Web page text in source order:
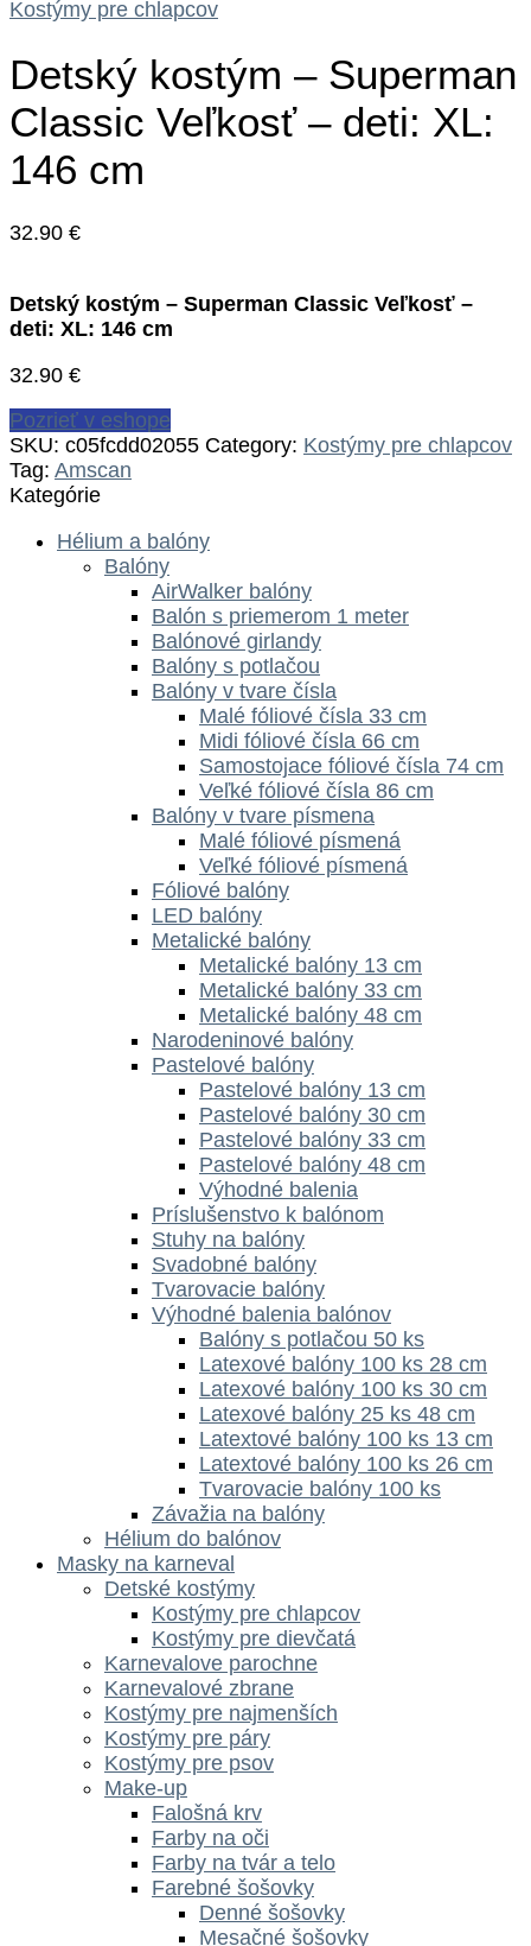
Kostýmy pre chlapcov
Detský kostým – Superman
Classic Veľkosť – deti: XL:
146 cm
32.90 €
Detský kostým – Superman Classic Veľkosť –
deti: XL: 146 cm
32.90 €
Pozrieť v eshope
SKU: c05fcdd02055 Category: Kostýmy pre chlapcov
Tag: Amscan
Kategórie
Hélium a balóny
Balóny
AirWalker balóny
Balón s priemerom 1 meter
Balónové girlandy
Balóny s potlačou
Balóny v tvare čísla
Malé fóliové čísla 33 cm
Midi fóliové čísla 66 cm
Samostojace fóliové čísla 74 cm
Veľké fóliové čísla 86 cm
Balóny v tvare písmena
Malé fóliové písmená
Veľké fóliové písmená
Fóliové balóny
LED balóny
Metalické balóny
Metalické balóny 13 cm
Metalické balóny 33 cm
Metalické balóny 48 cm
Narodeninové balóny
Pastelové balóny
Pastelové balóny 13 cm
Pastelové balóny 30 cm
Pastelové balóny 33 cm
Pastelové balóny 48 cm
Výhodné balenia
Príslušenstvo k balónom
Stuhy na balóny
Svadobné balóny
Tvarovacie balóny
Výhodné balenia balónov
Balóny s potlačou 50 ks
Latexové balóny 100 ks 28 cm
Latexové balóny 100 ks 30 cm
Latexové balóny 25 ks 48 cm
Latextové balóny 100 ks 13 cm
Latextové balóny 100 ks 26 cm
Tvarovacie balóny 100 ks
Závažia na balóny
Hélium do balónov
Masky na karneval
Detské kostýmy
Kostýmy pre chlapcov
Kostýmy pre dievčatá
Karnevalove parochne
Karnevalové zbrane
Kostýmy pre najmenších
Kostýmy pre páry
Kostýmy pre psov
Make-up
Falošná krv
Farby na oči
Farby na tvár a telo
Farebné šošovky
Denné šošovky
Mesačné šošovky